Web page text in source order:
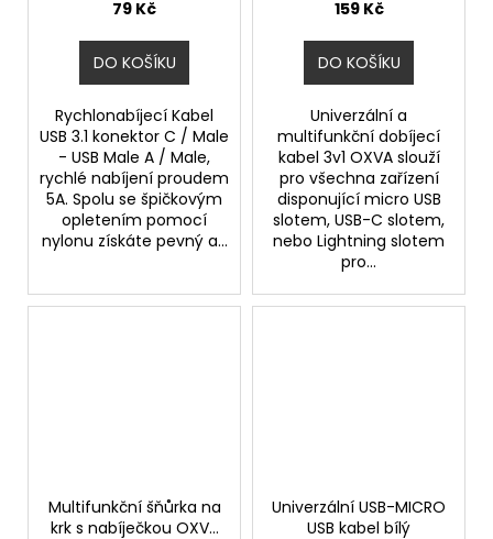
79 Kč
DO KOŠÍKU
Rychlonabíjecí Kabel
USB 3.1 konektor C / Male
- USB Male A / Male,
rychlé nabíjení proudem
5A. Spolu se špičkovým
opletením pomocí
nylonu získáte pevný a...
159 Kč
DO KOŠÍKU
Univerzální a
multifunkční dobíjecí
kabel 3v1 OXVA slouží
pro všechna zařízení
disponující micro USB
slotem, USB-C slotem,
nebo Lightning slotem
pro...
Multifunkční šňůrka na
krk s nabíječkou OXVA
Univerzální USB-MICRO
USB kabel bílý